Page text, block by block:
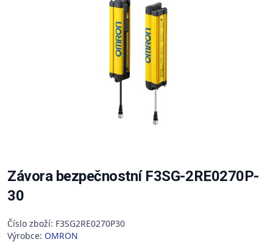
Závora bezpečnostní F3SG-2RE0270P-
30
Číslo zboží: F3SG2RE0270P30
Výrobce: OMRON